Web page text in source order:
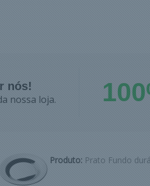
nós!
nossa loja.
Produto:Prato Fundo